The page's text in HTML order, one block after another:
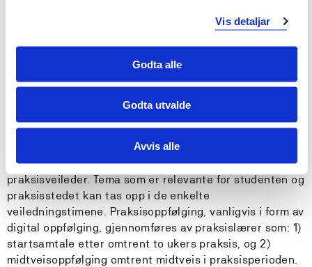
Vis detaljar
Godta alle
Godta utvalde
Avvis alle
at studenten skal kunne få en forståelse av hva som er
bra og hva som er mangelfullt i besvarelsene. Det
forventes at studentene skal bruke og jobbe videre med
tilbakemeldingene for å forbedre andre påfølgende
skriftlige oppgaver og eksamener, og at studenten må
bruke og forholde seg til tilbakemeldingen på mål og
praksisperioden.
Læringsmål og plan følges opp av både praksislærer og
praksisveileder. Tema som er relevante for studenten og
praksisstedet kan tas opp i de enkelte
veiledningstimene. Praksisoppfølging, vanligvis i form av
digital oppfølging, gjennomføres av praksislærer som: 1)
startsamtale etter omtrent to ukers praksis, og 2)
midtveisoppfølging omtrent midtveis i praksisperioden.